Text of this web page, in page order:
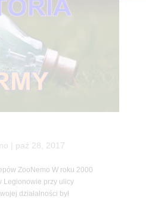
paź 28, 2017
ZooNemo W roku 2000
Legionowie przy ulicy
działalności był